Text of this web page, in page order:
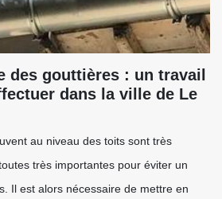
des gouttières : un travail
dans la ville de Le
au niveau des toits sont très
très importantes pour éviter un
Il est alors nécessaire de mettre en